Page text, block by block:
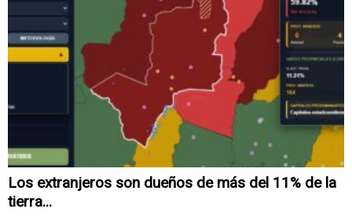
Los extranjeros son dueños de más del 11% de la
tierra...